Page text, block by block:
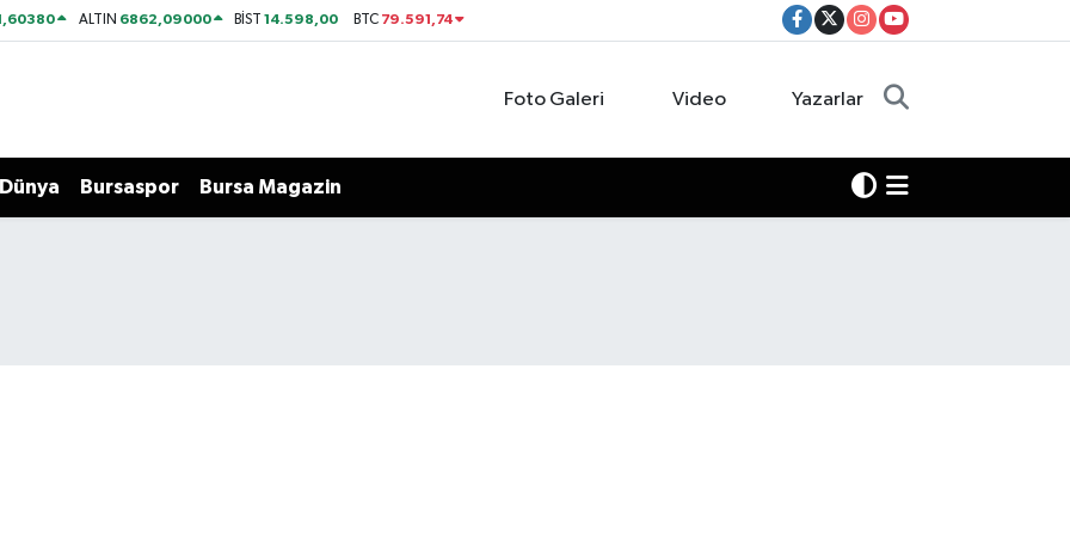
ALTIN 6862,09000 BİST14.598,00 BTC 79.591,74
Foto Galeri Video Yazarlar
Dünya Bursaspor Bursa Magazin